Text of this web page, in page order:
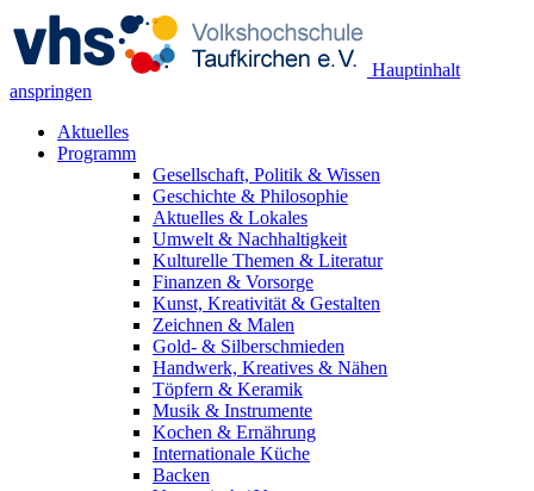
Hauptinhalt
anspringen
Aktuelles
Programm
Gesellschaft, Politik & Wissen
Geschichte & Philosophie
Aktuelles & Lokales
Umwelt & Nachhaltigkeit
Kulturelle Themen & Literatur
Finanzen & Vorsorge
Kunst, Kreativität & Gestalten
Zeichnen & Malen
Gold- & Silberschmieden
Handwerk, Kreatives & Nähen
Töpfern & Keramik
Musik & Instrumente
Kochen & Ernährung
Internationale Küche
Backen